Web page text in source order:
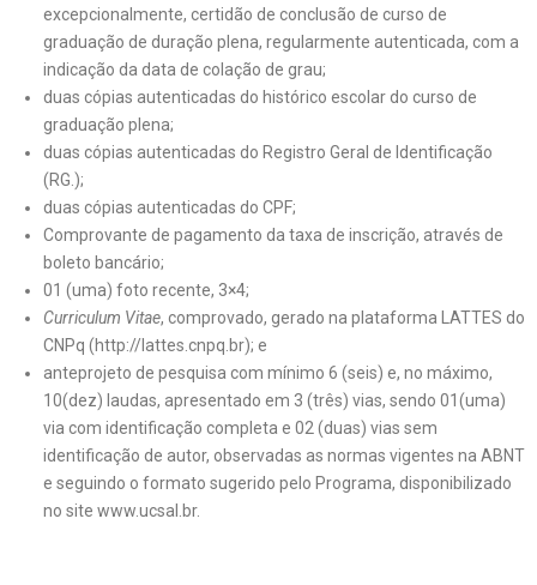
excepcionalmente, certidão de conclusão de curso de
graduação de duração plena, regularmente autenticada, com a
indicação da data de colação de grau;
duas cópias autenticadas do histórico escolar do curso de
graduação plena;
duas cópias autenticadas do Registro Geral de Identificação
(RG.);
duas cópias autenticadas do CPF;
Comprovante de pagamento da taxa de inscrição, através de
boleto bancário;
01 (uma) foto recente, 3×4;
Curriculum Vitae, comprovado, gerado na plataforma LATTES do
CNPq (http://lattes.cnpq.br); e
anteprojeto de pesquisa com mínimo 6 (seis) e, no máximo,
10(dez) laudas, apresentado em 3 (três) vias, sendo 01(uma)
via com identificação completa e 02 (duas) vias sem
identificação de autor, observadas as normas vigentes na ABNT
e seguindo o formato sugerido pelo Programa, disponibilizado
no site www.ucsal.br.